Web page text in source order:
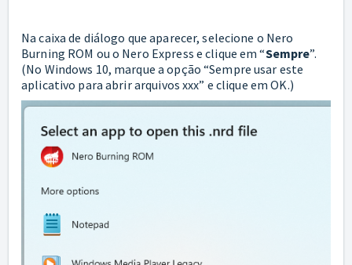
Na caixa de diálogo que aparecer, selecione o Nero
Burning ROM ou o Nero Express e clique em “Sempre”.
(No Windows 10, marque a opção “Sempre usar este
aplicativo para abrir arquivos xxx” e clique em OK.)